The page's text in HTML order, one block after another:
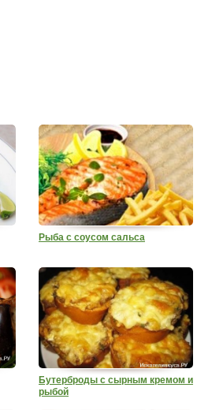
Рыба с соусом сальса
Бутерброды с сырным кремом и
рыбой